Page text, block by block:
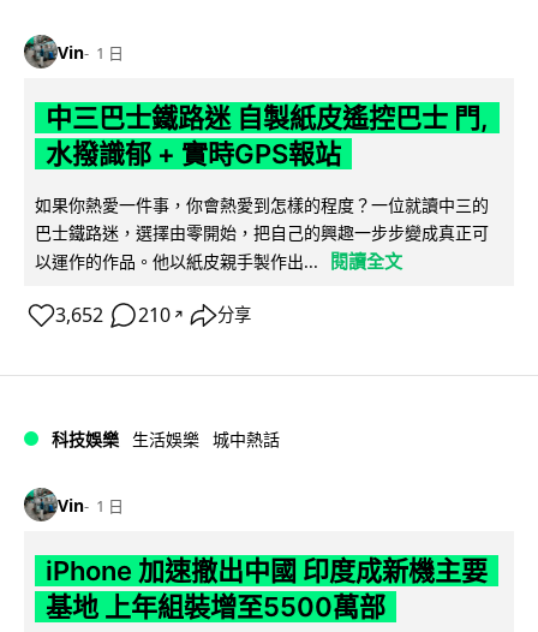
Vin 1 日
中三巴士鐵路迷 自製紙皮遙控巴士 門,
水撥識郁 + 實時GPS報站
如果你熱愛一件事，你會熱愛到怎樣的程度？一位就讀中三的
巴士鐵路迷，選擇由零開始，把自己的興趣一步步變成真正可
以運作的作品。他以紙皮親手製作出...
閱讀全文
3,652 210 ↗ 分享
科技娛樂 生活娛樂 城中熱話
Vin 1 日
iPhone 加速撤出中國 印度成新機主要
基地 上年組裝增至5500萬部